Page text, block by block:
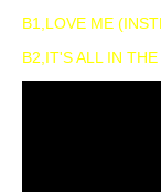
B1,LOVE ME
B2,IT'S ALL IN